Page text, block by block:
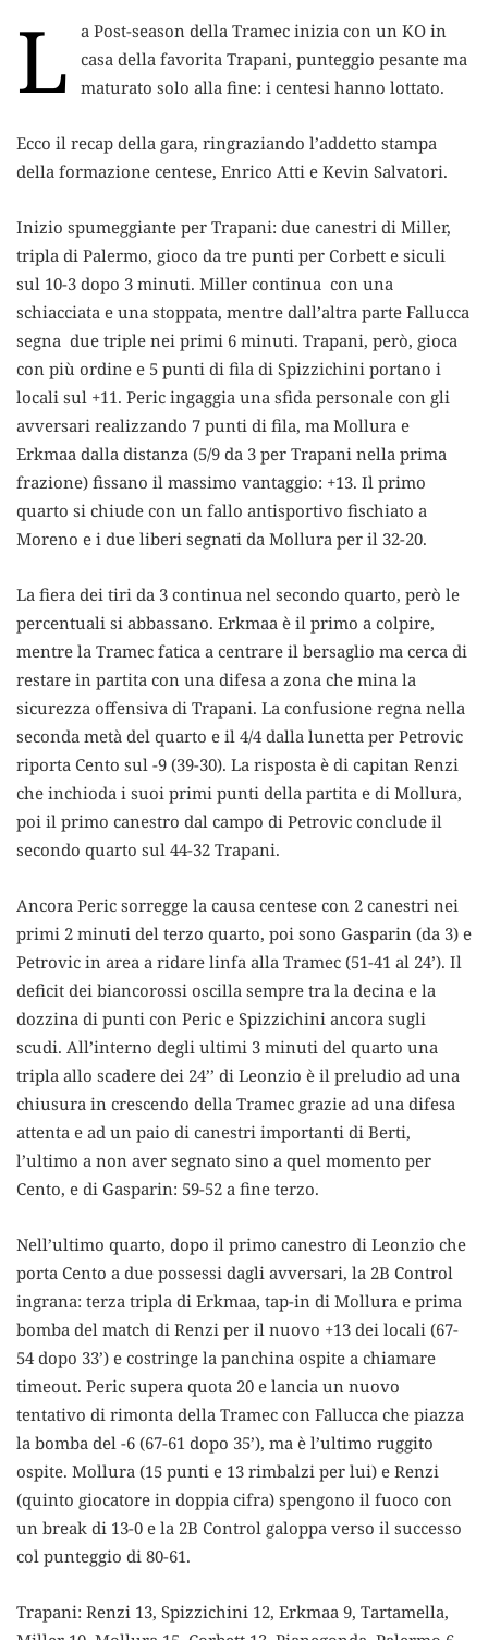
L
a Post-season della Tramec inizia con un KO in
casa della favorita Trapani, punteggio pesante ma
maturato solo alla fine: i centesi hanno lottato.
Ecco il recap della gara, ringraziando l’addetto stampa
della formazione centese, Enrico Atti e Kevin Salvatori.
Inizio spumeggiante per Trapani: due canestri di Miller,
tripla di Palermo, gioco da tre punti per Corbett e siculi
sul 10-3 dopo 3 minuti. Miller continua con una
schiacciata e una stoppata, mentre dall’altra parte Fallucca
segna due triple nei primi 6 minuti. Trapani, però, gioca
con più ordine e 5 punti di fila di Spizzichini portano i
locali sul +11. Peric ingaggia una sfida personale con gli
avversari realizzando 7 punti di fila, ma Mollura e
Erkmaa dalla distanza (5/9 da 3 per Trapani nella prima
frazione) fissano il massimo vantaggio: +13. Il primo
quarto si chiude con un fallo antisportivo fischiato a
Moreno e i due liberi segnati da Mollura per il 32-20.
La fiera dei tiri da 3 continua nel secondo quarto, però le
percentuali si abbassano. Erkmaa è il primo a colpire,
mentre la Tramec fatica a centrare il bersaglio ma cerca di
restare in partita con una difesa a zona che mina la
sicurezza offensiva di Trapani. La confusione regna nella
seconda metà del quarto e il 4/4 dalla lunetta per Petrovic
riporta Cento sul -9 (39-30). La risposta è di capitan Renzi
che inchioda i suoi primi punti della partita e di Mollura,
poi il primo canestro dal campo di Petrovic conclude il
secondo quarto sul 44-32 Trapani.
Ancora Peric sorregge la causa centese con 2 canestri nei
primi 2 minuti del terzo quarto, poi sono Gasparin (da 3) e
Petrovic in area a ridare linfa alla Tramec (51-41 al 24’). Il
deficit dei biancorossi oscilla sempre tra la decina e la
dozzina di punti con Peric e Spizzichini ancora sugli
scudi. All’interno degli ultimi 3 minuti del quarto una
tripla allo scadere dei 24’’ di Leonzio è il preludio ad una
chiusura in crescendo della Tramec grazie ad una difesa
attenta e ad un paio di canestri importanti di Berti,
l’ultimo a non aver segnato sino a quel momento per
Cento, e di Gasparin: 59-52 a fine terzo.
Nell’ultimo quarto, dopo il primo canestro di Leonzio che
porta Cento a due possessi dagli avversari, la 2B Control
ingrana: terza tripla di Erkmaa, tap-in di Mollura e prima
bomba del match di Renzi per il nuovo +13 dei locali (67-
54 dopo 33’) e costringe la panchina ospite a chiamare
timeout. Peric supera quota 20 e lancia un nuovo
tentativo di rimonta della Tramec con Fallucca che piazza
la bomba del -6 (67-61 dopo 35’), ma è l’ultimo ruggito
ospite. Mollura (15 punti e 13 rimbalzi per lui) e Renzi
(quinto giocatore in doppia cifra) spengono il fuoco con
un break di 13-0 e la 2B Control galoppa verso il successo
col punteggio di 80-61.
Trapani: Renzi 13, Spizzichini 12, Erkmaa 9, Tartamella,